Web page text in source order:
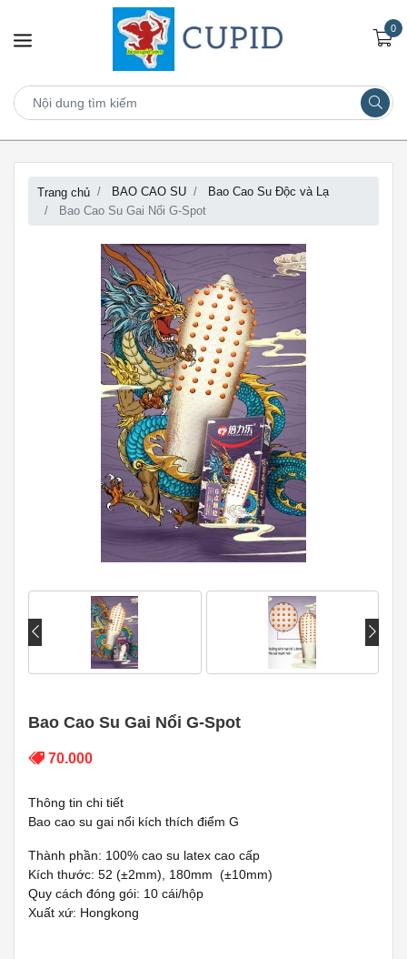
0
Trang chủ BAO CAO SU
Bao Cao Su Độc và Lạ
Bao Cao Su Gai Nổi G-Spot
Bao Cao Su Gai Nổi G-Spot
70.000
Thông tin chi tiết
Bao cao su gai nổi kích thích điểm G
Thành phần: 100% cao su latex cao cấp
Kích thước: 52 (±2mm), 180mm (±10mm)
Quy cách đóng gói: 10 cái/hộp
Xuất xứ: Hongkong